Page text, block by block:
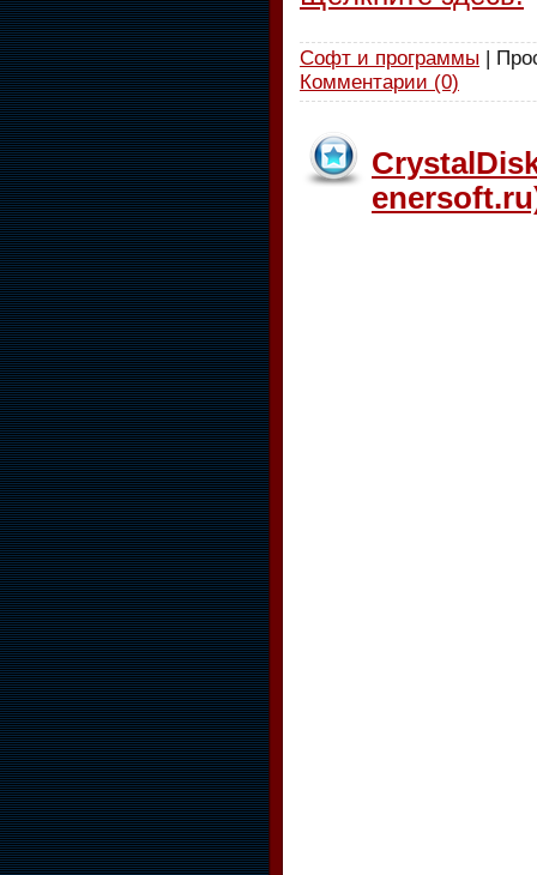
Софт и программы |
Комментарии (0)